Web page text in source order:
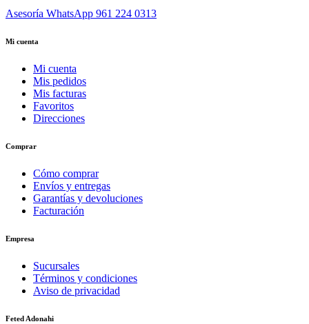
Asesoría WhatsApp 961 224 0313
Mi cuenta
Mi cuenta
Mis pedidos
Mis facturas
Favoritos
Direcciones
Comprar
Cómo comprar
Envíos y entregas
Garantías y devoluciones
Facturación
Empresa
Sucursales
Términos y condiciones
Aviso de privacidad
Feted Adonahi